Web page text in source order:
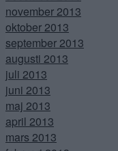
november 2013
oktober 2013
september 2013
augusti 2013
juli 2013
juni 2013
maj 2013
april 2013
mars 2013